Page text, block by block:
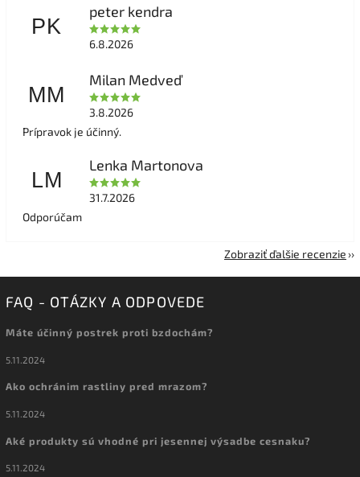
PK
peter kendra
6.8.2026
MM
Milan Medveď
3.8.2026
Prípravok je účinný.
LM
Lenka Martonova
31.7.2026
Odporúčam
Zobraziť ďalšie recenzie
FAQ - OTÁZKY A ODPOVEDE
Máte účinný postrek proti bzdochám?
5.11.2024
Ako ochránim rastliny pred mrazom?
5.11.2024
Aké produkty sú vhodné pri jesennej výsadbe cesnaku?
5.11.2024